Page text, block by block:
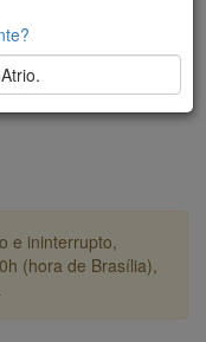
e ininterrupto,
(hora de Brasília),